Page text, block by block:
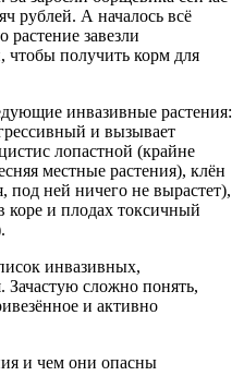
рублей. А началось всё
завезли
чтобы получить корм для
инвазивные растения:
и вызывает
лопастной (крайне
местные растения), клён
под ней ничего не вырастет),
коре и плодах токсичный
инвазивных,
Зачастую сложно понять,
и активно